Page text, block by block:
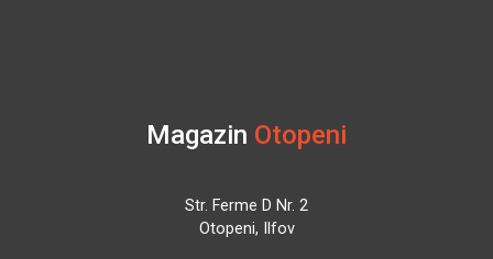
Magazin Otopeni
Str. Ferme D Nr. 2
Otopeni, Ilfov